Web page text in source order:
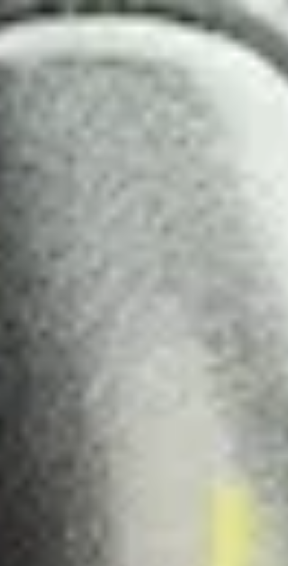
時間15分～20ほどでした。 作業後ブログに作業
像をあげていいかお聞きすると「全然いいです
よ！うしろからもどうぞ」と2枚写真撮らせてい
だきました。 とても素敵なお客様でした。 #ダイ
ハツコペン #ダイハツ #コペン #スマートキー
ザースペアーキー #鍵の紛失 #紛失キー作製